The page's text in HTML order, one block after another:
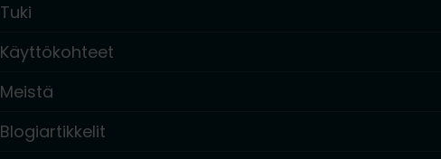
Tuki
Käyttökohteet
Meistä
Blogiartikkelit